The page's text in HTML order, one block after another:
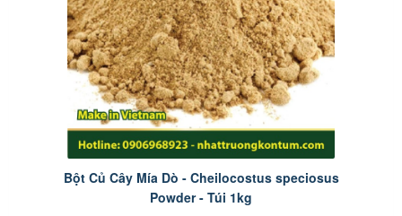
Bột Củ Cây Mía Dò - Cheilocostus speciosus
Powder - Túi 1kg